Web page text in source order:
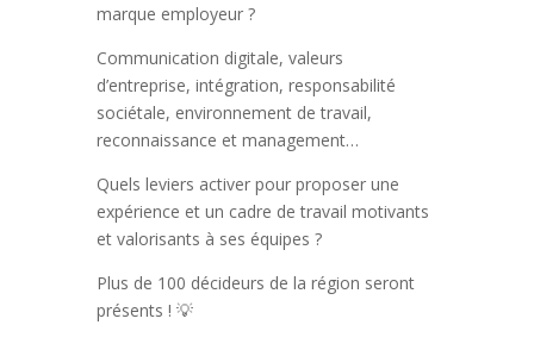
marque employeur ?
Communication digitale, valeurs
d’entreprise, intégration, responsabilité
sociétale, environnement de travail,
reconnaissance et management…
Quels leviers activer pour proposer une
expérience et un cadre de travail motivants
et valorisants à ses équipes ?
Plus de 100 décideurs de la région seront
présents ! 💡